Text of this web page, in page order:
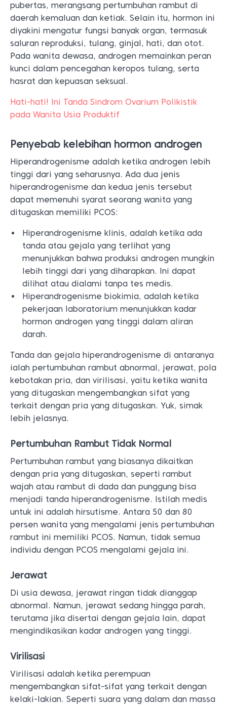
pubertas, merangsang pertumbuhan rambut di
daerah kemaluan dan ketiak. Selain itu, hormon ini
diyakini mengatur fungsi banyak organ, termasuk
saluran reproduksi, tulang, ginjal, hati, dan otot.
Pada wanita dewasa, androgen memainkan peran
kunci dalam pencegahan keropos tulang, serta
hasrat dan kepuasan seksual.
Hati-hati! Ini Tanda Sindrom Ovarium Polikistik
pada Wanita Usia Produktif
Penyebab kelebihan hormon androgen
Hiperandrogenisme adalah ketika androgen lebih
tinggi dari yang seharusnya. Ada dua jenis
hiperandrogenisme dan kedua jenis tersebut
dapat memenuhi syarat seorang wanita yang
ditugaskan memiliki PCOS:
Hiperandrogenisme klinis, adalah ketika ada
tanda atau gejala yang terlihat yang
menunjukkan bahwa produksi androgen mungkin
lebih tinggi dari yang diharapkan. Ini dapat
dilihat atau dialami tanpa tes medis.
Hiperandrogenisme biokimia, adalah ketika
pekerjaan laboratorium menunjukkan kadar
hormon androgen yang tinggi dalam aliran
darah.
Tanda dan gejala hiperandrogenisme di antaranya
ialah pertumbuhan rambut abnormal, jerawat, pola
kebotakan pria, dan virilisasi, yaitu ketika wanita
yang ditugaskan mengembangkan sifat yang
terkait dengan pria yang ditugaskan. Yuk, simak
lebih jelasnya.
Pertumbuhan Rambut Tidak Normal
Pertumbuhan rambut yang biasanya dikaitkan
dengan pria yang ditugaskan, seperti rambut
wajah atau rambut di dada dan punggung bisa
menjadi tanda hiperandrogenisme. Istilah medis
untuk ini adalah hirsutisme. Antara 50 dan 80
persen wanita yang mengalami jenis pertumbuhan
rambut ini memiliki PCOS. Namun, tidak semua
individu dengan PCOS mengalami gejala ini.
Jerawat
Di usia dewasa, jerawat ringan tidak dianggap
abnormal. Namun, jerawat sedang hingga parah,
terutama jika disertai dengan gejala lain, dapat
mengindikasikan kadar androgen yang tinggi.
Virilisasi
Virilisasi adalah ketika perempuan
mengembangkan sifat-sifat yang terkait dengan
kelaki-lakian. Seperti suara yang dalam dan massa